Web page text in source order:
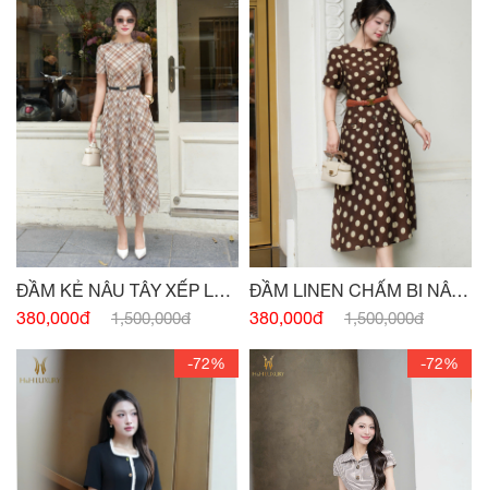
ĐẦM KẺ NÂU TÂY XẾP LY
THÂN
380,000đ 1,500,000đ
ĐẦM LINEN CHẤM BI NÂU
TÂY ĐÍNH CÚC
380,000đ 1,500,000đ
-72% -72%